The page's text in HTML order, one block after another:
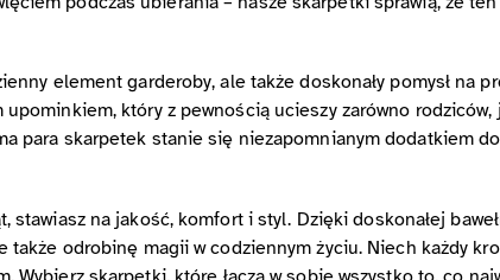
element garderoby, ale także doskonały pomysł na
który z pewnością ucieszy zarówno
para skarpetek stanie się niezapomnianym dodatkiem
na jakość, komfort i styl. Dzięki doskonałej
także odrobinę magii w codziennym życiu. Niech każdy